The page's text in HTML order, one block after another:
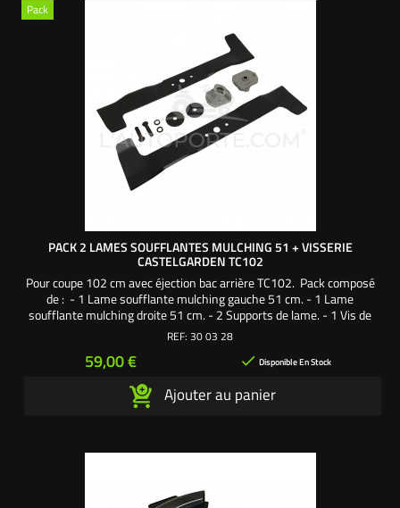
Pack
PACK 2 LAMES SOUFFLANTES MULCHING 51 + VISSERIE
CASTELGARDEN TC102
Pour coupe 102 cm avec éjection bac arrière TC102. Pack composé
de : - 1 Lame soufflante mulching gauche 51 cm. - 1 Lame
soufflante mulching droite 51 cm. - 2 Supports de lame. - 1 Vis de
lame 38 mm pas à gauche. - 1 Vis de lame 38 mm pas à droite. - 2
L'autoporté.com ®
REF: 30 03 28
Prix
59,00 €  Disponible En Stock
Ajouter au panier